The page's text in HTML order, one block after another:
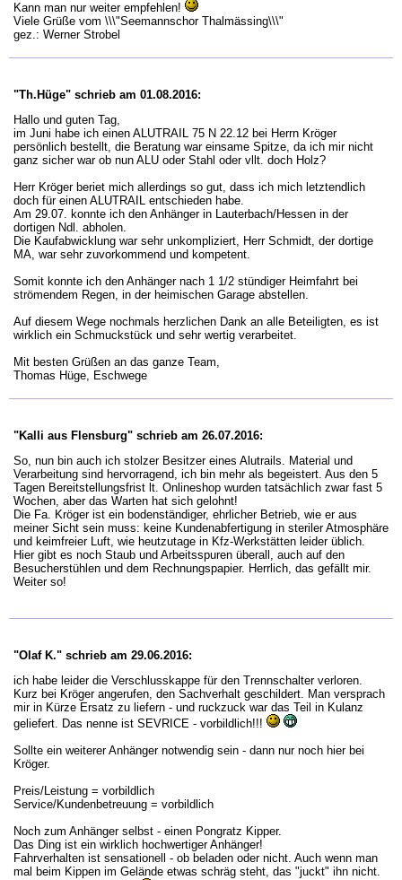
Kann man nur weiter empfehlen!
Viele Grüße vom \\\"Seemannschor Thalmässing\\\"
gez.: Werner Strobel
"Th.Hüge" schrieb am 01.08.2016:
Hallo und guten Tag,
im Juni habe ich einen ALUTRAIL 75 N 22.12 bei Herrn Kröger
persönlich bestellt, die Beratung war einsame Spitze, da ich mir nicht
ganz sicher war ob nun ALU oder Stahl oder vllt. doch Holz?
Herr Kröger beriet mich allerdings so gut, dass ich mich letztendlich
doch für einen ALUTRAIL entschieden habe.
Am 29.07. konnte ich den Anhänger in Lauterbach/Hessen in der
dortigen Ndl. abholen.
Die Kaufabwicklung war sehr unkompliziert, Herr Schmidt, der dortige
MA, war sehr zuvorkommend und kompetent.
Somit konnte ich den Anhänger nach 1 1/2 stündiger Heimfahrt bei
strömendem Regen, in der heimischen Garage abstellen.
Auf diesem Wege nochmals herzlichen Dank an alle Beteiligten, es ist
wirklich ein Schmuckstück und sehr wertig verarbeitet.
Mit besten Grüßen an das ganze Team,
Thomas Hüge, Eschwege
"Kalli aus Flensburg" schrieb am 26.07.2016:
So, nun bin auch ich stolzer Besitzer eines Alutrails. Material und
Verarbeitung sind hervorragend, ich bin mehr als begeistert. Aus den 5
Tagen Bereitstellungsfrist lt. Onlineshop wurden tatsächlich zwar fast 5
Wochen, aber das Warten hat sich gelohnt!
Die Fa. Kröger ist ein bodenständiger, ehrlicher Betrieb, wie er aus
meiner Sicht sein muss: keine Kundenabfertigung in steriler Atmosphäre
und keimfreier Luft, wie heutzutage in Kfz-Werkstätten leider üblich.
Hier gibt es noch Staub und Arbeitsspuren überall, auch auf den
Besucherstühlen und dem Rechnungspapier. Herrlich, das gefällt mir.
Weiter so!
"Olaf K." schrieb am 29.06.2016:
ich habe leider die Verschlusskappe für den Trennschalter verloren.
Kurz bei Kröger angerufen, den Sachverhalt geschildert. Man versprach
mir in Kürze Ersatz zu liefern - und ruckzuck war das Teil in Kulanz
geliefert. Das nenne ist SEVRICE - vorbildlich!!!
Sollte ein weiterer Anhänger notwendig sein - dann nur noch hier bei
Kröger.
Preis/Leistung = vorbildlich
Service/Kundenbetreuung = vorbildlich
Noch zum Anhänger selbst - einen Pongratz Kipper.
Das Ding ist ein wirklich hochwertiger Anhänger!
Fahrverhalten ist sensationell - ob beladen oder nicht. Auch wenn man
mal beim Kippen im Gelände etwas schräg steht, das "juckt" ihn nicht.